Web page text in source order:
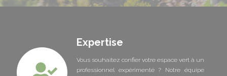
Expertise
Vous souhaitez confier votre espace vert à un
professionnel expérimenté ? Notre équipe